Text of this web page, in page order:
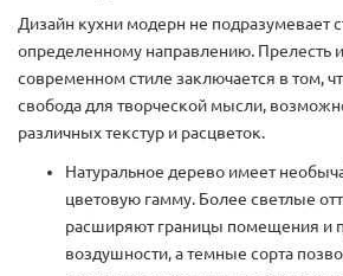
Дизайн кухни модерн не подразумевает
определенному направлению. Прелесть
современном стиле заключается в том,
свобода для творческой мысли,
различных текстур и расцветок.
Натуральное дерево имеет
цветовую гамму. Более светлые
расширяют границы помещения и
воздушности, а темные сорта